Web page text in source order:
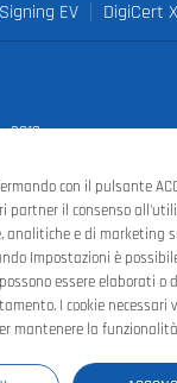
EV DigiCert
2019
Award 2018,
con il pulsante
partner il consenso
analitiche e di marketing
Impostazioni è
essere elaborati o
I cookie necessari
mantenere la